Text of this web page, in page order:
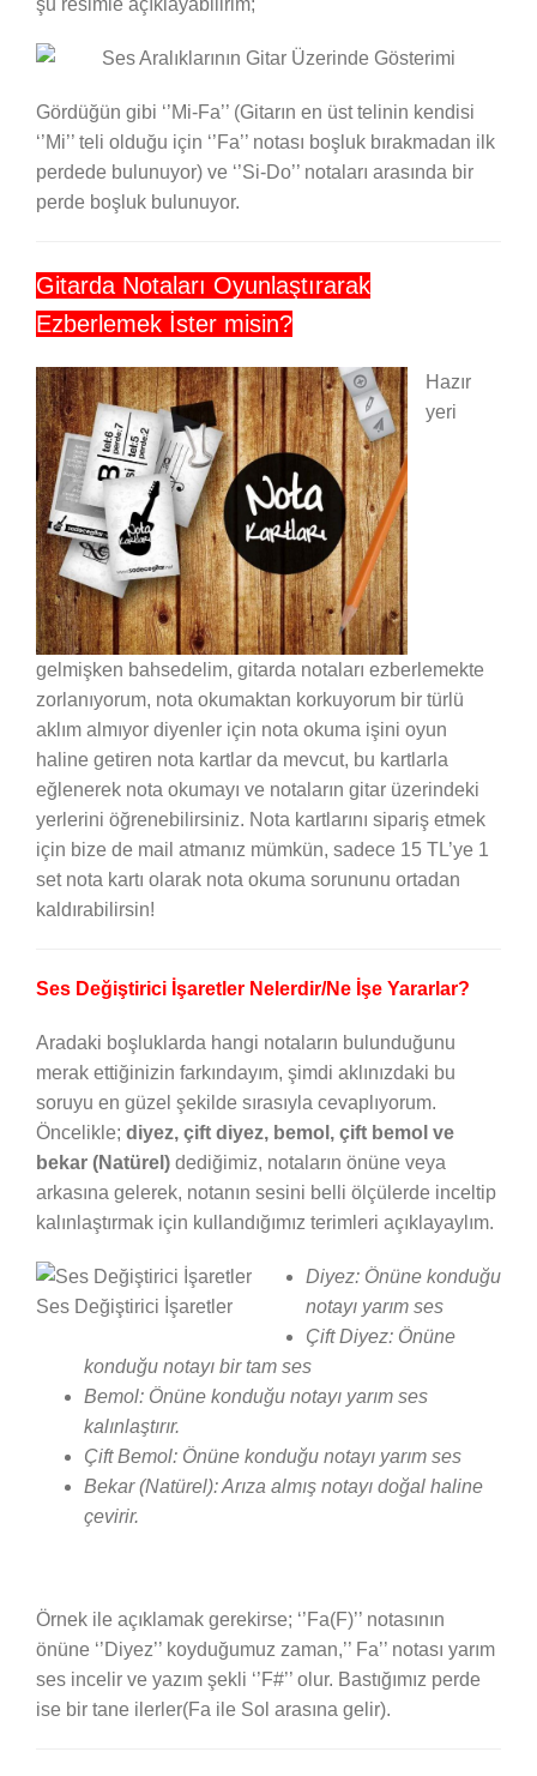
Gördüğün gibi ‘’Mi-Fa’’ (Gitarın en üst telinin kendisi
‘’Mi’’ teli olduğu için ‘’Fa’’ notası boşluk bırakmadan ilk
perdede bulunuyor) ve ‘’Si-Do’’ notaları arasında bir
perde boşluk bulunuyor.
Gitarda Notaları Oyunlaştırarak
Ezberlemek İster misin?
Hazır
yeri
gelmişken bahsedelim, gitarda notaları ezberlemekte
zorlanıyorum, nota okumaktan korkuyorum bir türlü
aklım almıyor diyenler için nota okuma işini oyun
haline getiren nota kartlar da mevcut, bu kartlarla
eğlenerek nota okumayı ve notaların gitar üzerindeki
yerlerini öğrenebilirsiniz. Nota kartlarını sipariş etmek
için bize de mail atmanız mümkün, sadece 15 TL’ye 1
set nota kartı olarak nota okuma sorununu ortadan
kaldırabilirsin!
Ses Değiştirici İşaretler Nelerdir/Ne İşe Yararlar?
Aradaki boşluklarda hangi notaların bulunduğunu
merak ettiğinizin farkındayım, şimdi aklınızdaki bu
soruyu en güzel şekilde sırasıyla cevaplıyorum.
Öncelikle; diyez, çift diyez, bemol, çift bemol ve
bekar (Natürel) dediğimiz, notaların önüne veya
arkasına gelerek, notanın sesini belli ölçülerde inceltip
kalınlaştırmak için kullandığımız terimleri açıklayaylım.
Ses Değiştirici İşaretler
Diyez: Önüne konduğu
notayı yarım ses
Çift Diyez: Önüne
konduğu notayı bir tam ses
Bemol: Önüne konduğu notayı yarım ses
kalınlaştırır.
Çift Bemol: Önüne konduğu notayı yarım ses
Bekar (Natürel): Arıza almış notayı doğal haline
çevirir.
Örnek ile açıklamak gerekirse; ‘’Fa(F)’’ notasının
önüne ‘’Diyez’’ koyduğumuz zaman,’’ Fa’’ notası yarım
ses incelir ve yazım şekli ‘’F#’’ olur. Bastığımız perde
ise bir tane ilerler(Fa ile Sol arasına gelir).